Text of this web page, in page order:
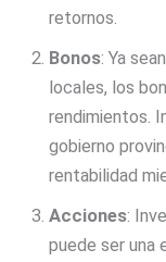
retornos.
Bonos: Ya
locales, los
rendimientos.
gobierno
rentabilidad
Acciones:
puede ser una